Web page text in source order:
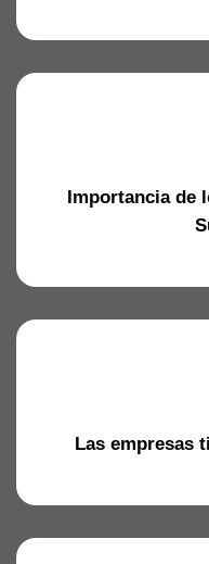
Importancia de
Las empresas